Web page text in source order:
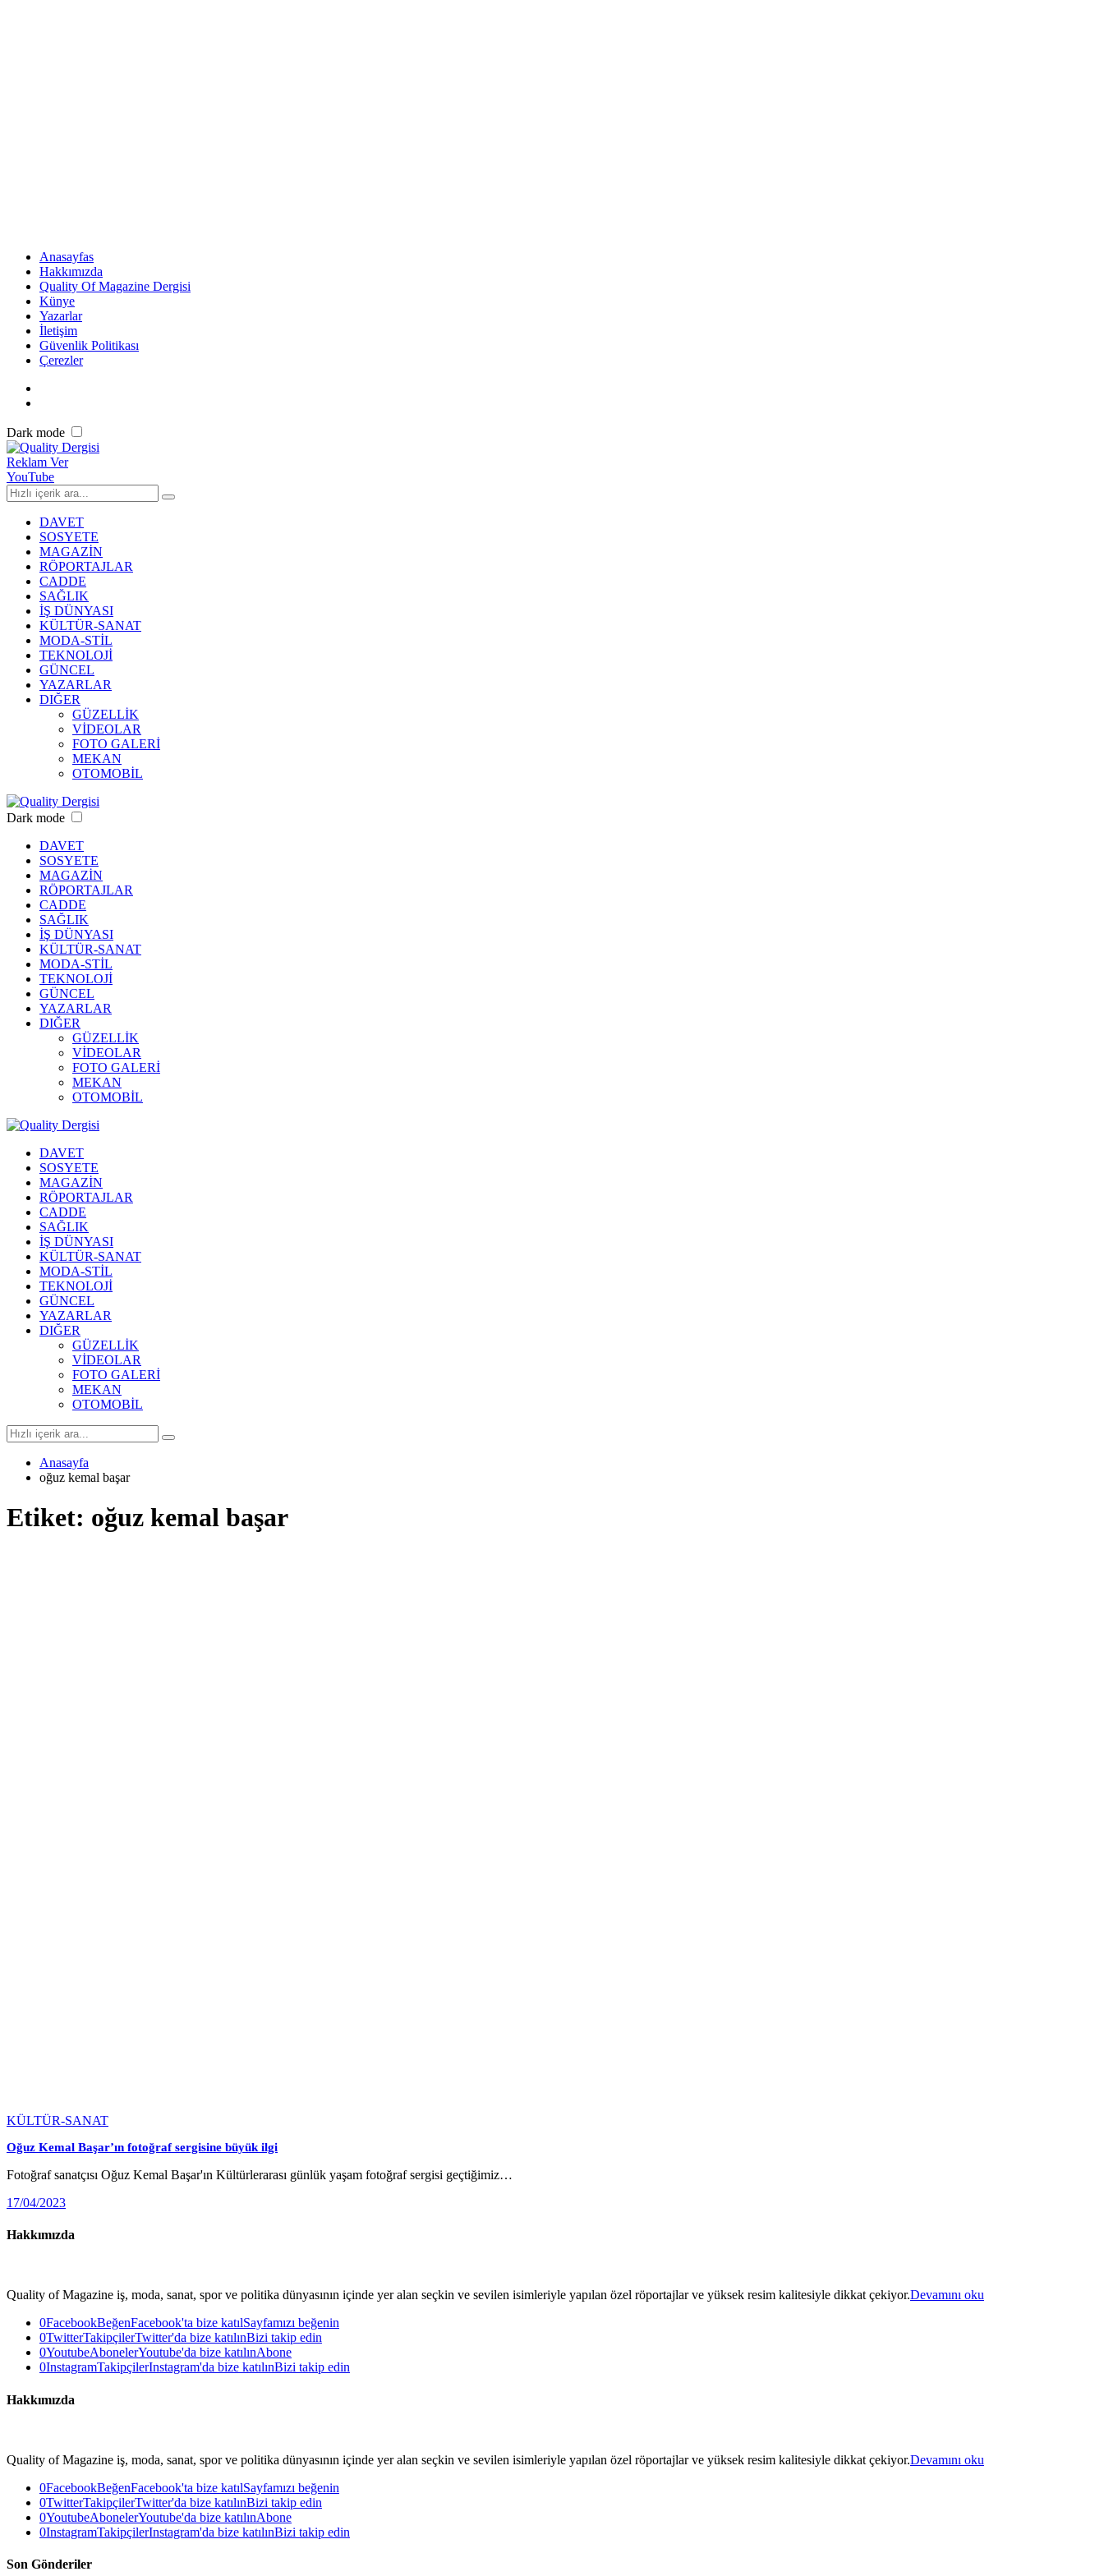
Anasayfas
Hakkımızda
Quality Of Magazine Dergisi
Künye
Yazarlar
İletişim
Güvenlik Politikası
Çerezler
Dark mode
Reklam Ver
YouTube
DAVET
SOSYETE
MAGAZİN
RÖPORTAJLAR
CADDE
SAĞLIK
İŞ DÜNYASI
KÜLTÜR-SANAT
MODA-STİL
TEKNOLOJİ
GÜNCEL
YAZARLAR
DIĞER
GÜZELLİK
VİDEOLAR
FOTO GALERİ
MEKAN
OTOMOBİL
Dark mode
DAVET
SOSYETE
MAGAZİN
RÖPORTAJLAR
CADDE
SAĞLIK
İŞ DÜNYASI
KÜLTÜR-SANAT
MODA-STİL
TEKNOLOJİ
GÜNCEL
YAZARLAR
DIĞER
GÜZELLİK
VİDEOLAR
FOTO GALERİ
MEKAN
OTOMOBİL
DAVET
SOSYETE
MAGAZİN
RÖPORTAJLAR
CADDE
SAĞLIK
İŞ DÜNYASI
KÜLTÜR-SANAT
MODA-STİL
TEKNOLOJİ
GÜNCEL
YAZARLAR
DIĞER
GÜZELLİK
VİDEOLAR
FOTO GALERİ
MEKAN
OTOMOBİL
Anasayfa
oğuz kemal başar
Etiket: oğuz kemal başar
KÜLTÜR-SANAT
Oğuz Kemal Başar’ın fotoğraf sergisine büyük ilgi
Fotoğraf sanatçısı Oğuz Kemal Başar'ın Kültürlerarası günlük yaşam fotoğraf sergisi geçtiğimiz…
17/04/2023
Hakkımızda
Quality of Magazine iş, moda, sanat, spor ve politika dünyasının içinde yer alan seçkin ve sevilen isimleriyle yapılan özel röportajlar ve yüksek resim kalitesiyle dikkat çekiyor.Devamını oku
0FacebookBeğenFacebook'ta bize katılSayfamızı beğenin
0TwitterTakipçilerTwitter'da bize katılınBizi takip edin
0YoutubeAbonelerYoutube'da bize katılınAbone
0InstagramTakipçilerInstagram'da bize katılınBizi takip edin
Hakkımızda
Quality of Magazine iş, moda, sanat, spor ve politika dünyasının içinde yer alan seçkin ve sevilen isimleriyle yapılan özel röportajlar ve yüksek resim kalitesiyle dikkat çekiyor.Devamını oku
0FacebookBeğenFacebook'ta bize katılSayfamızı beğenin
0TwitterTakipçilerTwitter'da bize katılınBizi takip edin
0YoutubeAbonelerYoutube'da bize katılınAbone
0InstagramTakipçilerInstagram'da bize katılınBizi takip edin
Son Gönderiler